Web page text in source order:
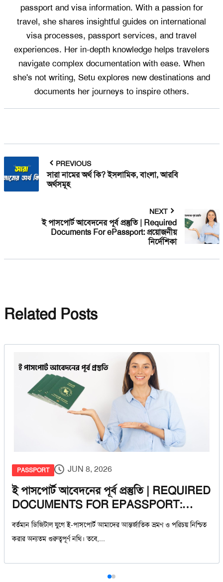
passport and visa information. With a passion for
travel, she shares insightful guides on international
visa processes, passport services, and travel
experiences. Her in-depth knowledge helps travelers
navigate complex documentation with ease. When
she's not writing, Setu explores new destinations and
documents her journeys to inspire others.
PREVIOUS
সারা নামের অর্থ কি? ইসলামিক, বাংলা, আরবি
অর্থসমূহ
NEXT
ই পাসপোর্ট আবেদনের পূর্ব প্রস্তুতি | Required
Documents For ePassport: প্রয়োজনীয়
নির্দেশিকা
Related Posts
PASSPORT JUN 8, 2026
ই পাসপোর্ট আবেদনের পূর্ব প্রস্তুতি | REQUIRED
DOCUMENTS FOR EPASSPORT:
প্রয়োজনীয় নির্দেশিকা
বর্তমান ডিজিটাল যুগে ই-পাসপোর্ট আমাদের আন্তর্জাতিক ভ্রমণ ও পরিচয় নিশ্চিত
করার অন্যতম গুরুত্বপূর্ণ নথি। তবে,...